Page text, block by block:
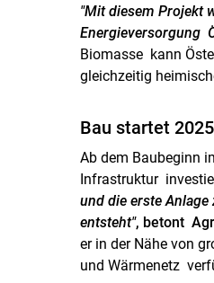
"Mit diesem Projekt
Energieversorgung
Biomasse kann
gleichzeitig
Bau startet 2025
Ab dem Baubeginn
Infrastruktur
und die erste
entsteht", betont
er in der Nähe von
und Wärmenetz